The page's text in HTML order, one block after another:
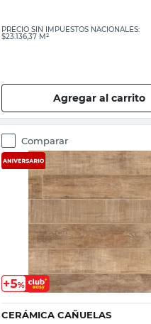
PRECIO SIN IMPUESTOS NACIONALES:
$23.136,37 M²
Agregar al carrito
Comparar
Vista rápida
CERÁMICA CAÑUELAS